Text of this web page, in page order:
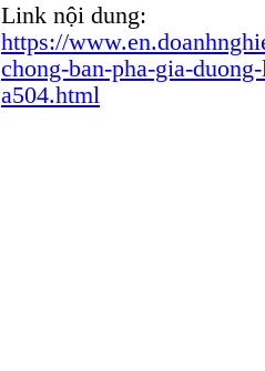
Link nội dung:
https://
chong-ban-pha-gia-
a504.html